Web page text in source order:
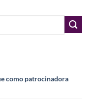
como patrocinadora